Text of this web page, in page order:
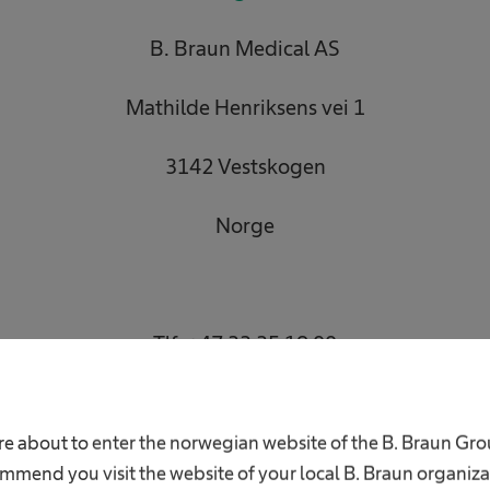
about to enter the norwegian website of the B. Braun
you visit the website of your local B. Braun
B. Braun Medical AS
Mathilde Henriksens vei 1
3142 Vestskogen
Norge
Tlf. +47 33 35 18 00